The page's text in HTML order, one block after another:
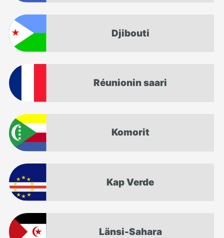
Djibouti
Réunionin saari
Komorit
Kap Verde
Länsi-Sahara